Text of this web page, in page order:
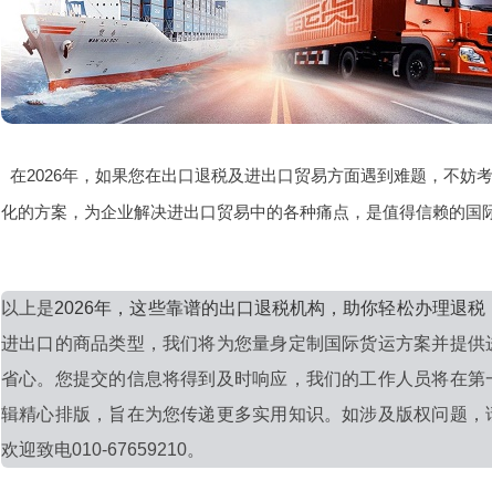
在2026年，如果您在出口退税及进出口贸易方面遇到难题，不妨
化的方案，为企业解决进出口贸易中的各种痛点，是值得信赖的国
以上是2026年，这些靠谱的出口退税机构，助你轻松办理退税
进出口的商品类型，我们将为您量身定制国际货运方案并提
省心。您提交的信息将得到及时响应，我们的工作人员将在
辑精心排版，旨在为您传递更多实用知识。如涉及版权问题
欢迎致电010-67659210。